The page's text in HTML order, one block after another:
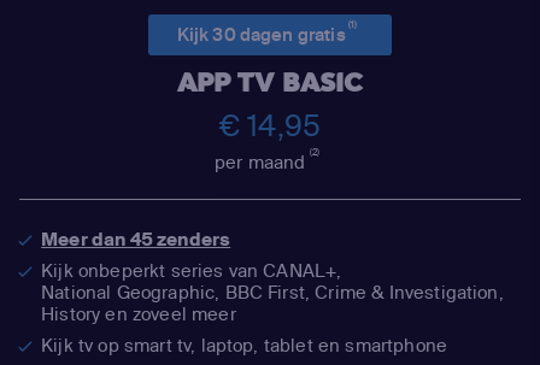
Kijk 30 dagen gratis(1)
APP TV BASIC
€ 14,95
per maand(2)
Meer dan 45 zenders
Kijk onbeperkt series van CANAL+,
National Geographic, BBC First, Crime & Investigation,
History en zoveel meer
Kijk tv op smart tv, laptop, tablet en smartphone